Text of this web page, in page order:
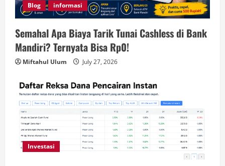
Blog informasi
Semahal Apa Biaya Tarik Tunai Cashless di Bank
Mandiri? Ternyata Bisa Rp0!
Miftahul Ulum July 27, 2026
Investasi